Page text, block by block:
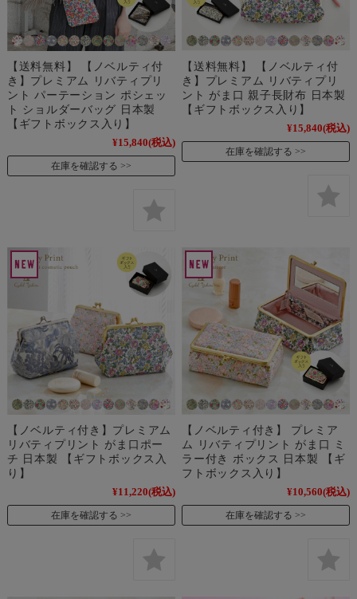
【送料無料】 【ノベルティ付
き】プレミアム リバティプリ
ント パーテーション ポシェッ
ト ショルダーバッグ 日本製
【ギフトボックス入り】
¥15,840(税込)
在庫を確認する
【送料無料】 【ノベルティ付
き】プレミアム リバティプリ
ント がま口 親子長財布 日本製
【ギフトボックス入り】
¥15,840(税込)
在庫を確認する
【ノベルティ付き】プレミアム
リバティプリント がま口ポー
チ 日本製 【ギフトボックス入
り】
¥11,220(税込)
在庫を確認する
【ノベルティ付き】 プレミア
ム リバティプリント がま口 ミ
ラー付き ボックス 日本製 【ギ
フトボックス入り】
¥10,560(税込)
在庫を確認する